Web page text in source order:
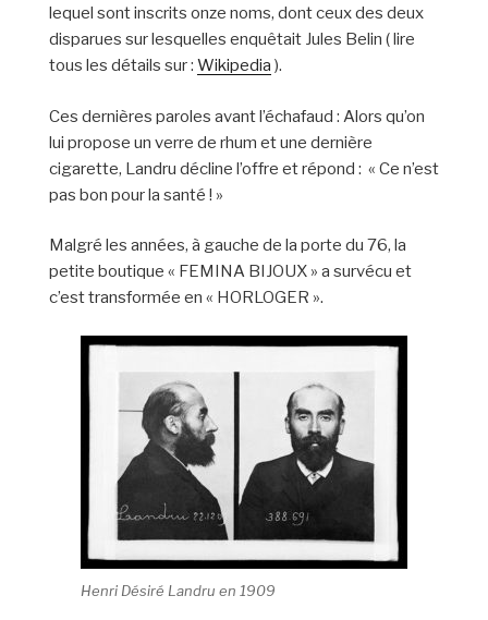
lequel sont inscrits onze noms, dont ceux des deux
disparues sur lesquelles enquêtait Jules Belin ( lire
tous les détails sur : Wikipedia ).
Ces dernières paroles avant l’échafaud : Alors qu’on
lui propose un verre de rhum et une dernière
cigarette, Landru décline l’offre et répond : « Ce n’est
pas bon pour la santé ! »
Malgré les années, à gauche de la porte du 76, la
petite boutique « FEMINA BIJOUX » a survécu et
c’est transformée en « HORLOGER ».
Henri Désiré Landru en 1909